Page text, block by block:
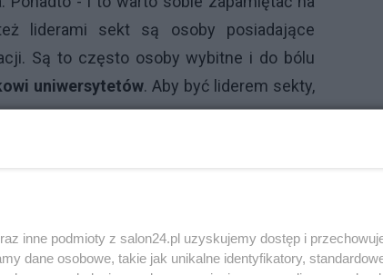
liderami sekt są osoby posiadające
Są to często osoby wybitne i do bólu
uniwersytetów. Aby być liderem sekty,
takie jak charyzma spełniają rolę
ludzi. Nie zmienia to jednak faktu, że
przywódcy sekt są złymi ludźmi.I warto
inne podmioty z salon24.pl uzyskujemy dostęp i
dane osobowe, takie jak unikalne identyfikatory,